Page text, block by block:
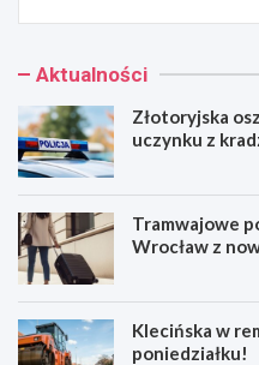
Aktualności
Złotoryjska
uczynku z
Tramwajowe
Wrocław z
Klecińska w
poniedziałku!